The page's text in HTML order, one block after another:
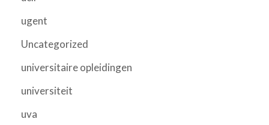
ugent
Uncategorized
universitaire opleidingen
universiteit
uva